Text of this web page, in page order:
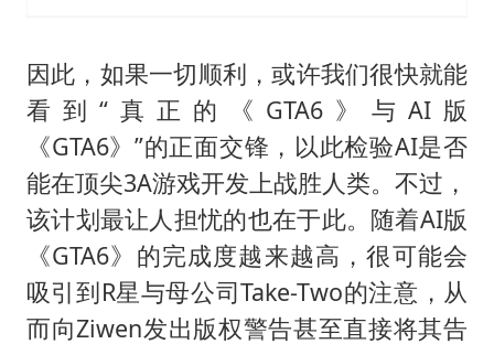
因此，如果一切顺利，或许我们很快就能
看到“真正的《GTA6》与AI版
《GTA6》”的正面交锋，以此检验AI是否
能在顶尖3A游戏开发上战胜人类。不过，
该计划最让人担忧的也在于此。随着AI版
《GTA6》的完成度越来越高，很可能会
吸引到R星与母公司Take-Two的注意，从
而向Ziwen发出版权警告甚至直接将其告